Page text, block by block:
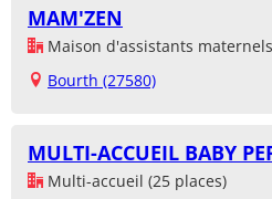
MAM'ZEN
Maison d'assistants
Bourth (27580)
MULTI-ACCUEIL BABY
Multi-accueil (25 places)